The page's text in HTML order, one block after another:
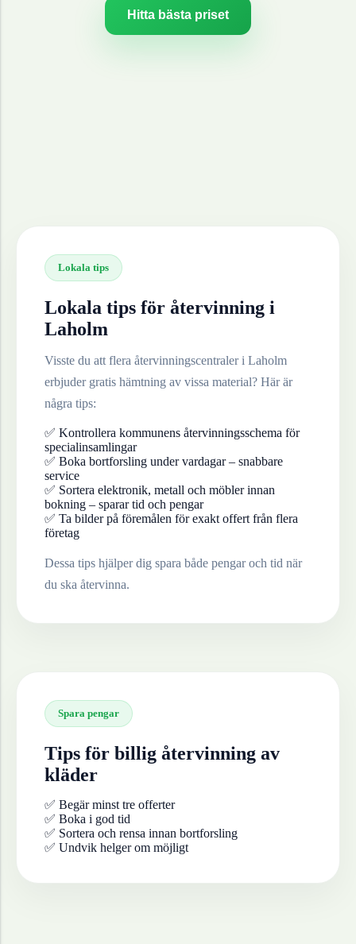
Hitta bästa priset
Lokala tips
Lokala tips för återvinning i
Laholm
Visste du att flera återvinningscentraler i Laholm
erbjuder gratis hämtning av vissa material? Här är
några tips:
✅ Kontrollera kommunens återvinningsschema för
specialinsamlingar
✅ Boka bortforsling under vardagar – snabbare
service
✅ Sortera elektronik, metall och möbler innan
bokning – sparar tid och pengar
✅ Ta bilder på föremålen för exakt offert från flera
företag
Dessa tips hjälper dig spara både pengar och tid när
du ska återvinna.
Spara pengar
Tips för billig återvinning av
kläder
✅ Begär minst tre offerter
✅ Boka i god tid
✅ Sortera och rensa innan bortforsling
✅ Undvik helger om möjligt